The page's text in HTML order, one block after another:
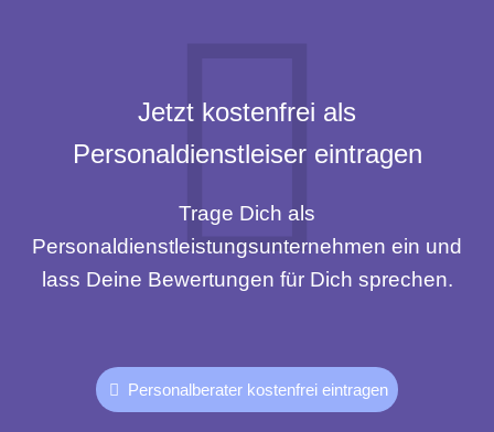
Jetzt kostenfrei als
Personaldienstleiser eintragen
Trage Dich als
Personaldienstleistungsunternehmen ein und
lass Deine Bewertungen für Dich sprechen.
Personalberater kostenfrei eintragen